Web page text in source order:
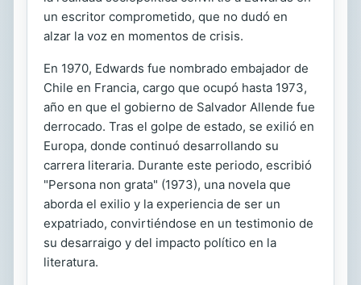
un escritor comprometido, que no dudó en
alzar la voz en momentos de crisis.
En 1970, Edwards fue nombrado embajador de
Chile en Francia, cargo que ocupó hasta 1973,
año en que el gobierno de Salvador Allende fue
derrocado. Tras el golpe de estado, se exilió en
Europa, donde continuó desarrollando su
carrera literaria. Durante este periodo, escribió
"Persona non grata" (1973), una novela que
aborda el exilio y la experiencia de ser un
expatriado, convirtiéndose en un testimonio de
su desarraigo y del impacto político en la
literatura.